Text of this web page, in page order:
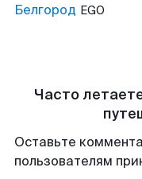
Белгород EGO
Часто
Оставьте
пользователям